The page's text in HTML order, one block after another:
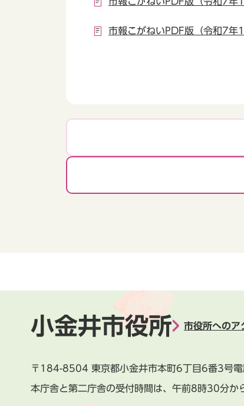
市報こがねいPDF版（令和7年1
小金井市役所 市役所へのア
〒184-8504 東京都小金井市本町6丁目6番3号電
本庁舎と第二庁舎の受付時間は、 午前8時30分か